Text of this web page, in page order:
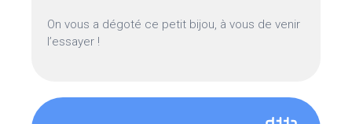
On vous a dégoté ce petit bijou, à vous de venir
l’essayer !